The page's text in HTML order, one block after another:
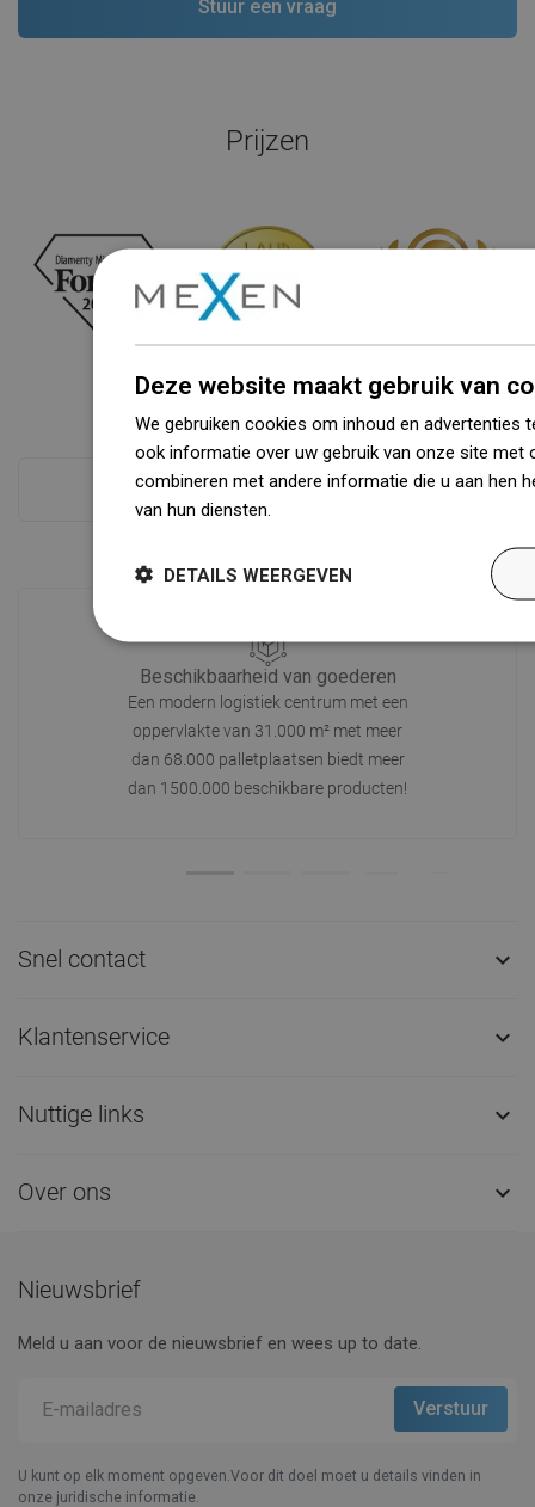
Prijzen
Zie alles
Beschikbaarheid van goederen
Een modern logistiek centrum met een
oppervlakte van 31.000 m² met meer
dan 68.000 palletplaatsen biedt meer
dan 1500.000 beschikbare producten!
Snel contact 
Klantenservice 
Nuttige links 
Over ons 
Nieuwsbrief
Meld u aan voor de nieuwsbrief en wees up to date.
U kunt op elk moment opgeven.Voor dit doel moet u details vinden in
onze juridische informatie.
Deze website maakt gebruik van
We gebruiken cookies om inhoud en advertenties
ook informatie over uw gebruik van onze site met
combineren met andere informatie die u aan hen
van hun diensten.
DETAILS WEERGEVEN